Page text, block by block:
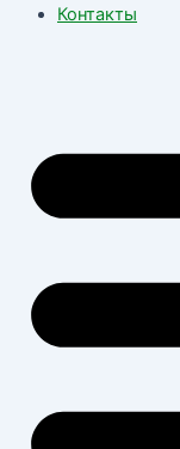
Контакты